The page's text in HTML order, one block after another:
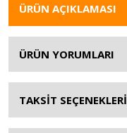
ÜRÜN AÇIKLAMASI
ÜRÜN YORUMLARI
TAKSİT SEÇENEKLERİ